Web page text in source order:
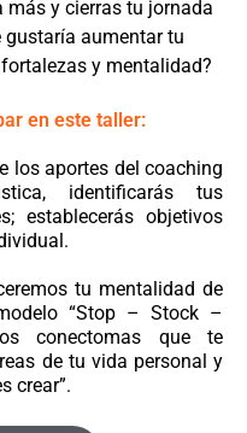
más y cierras tu jornada
gustaría aumentar tu
y mentalidad?
en este taller:
los aportes del coaching
identificarás tus
establecerás objetivos
tu mentalidad de
“Stop – Stock –
conectomas que te
de tu vida personal y
crear”.